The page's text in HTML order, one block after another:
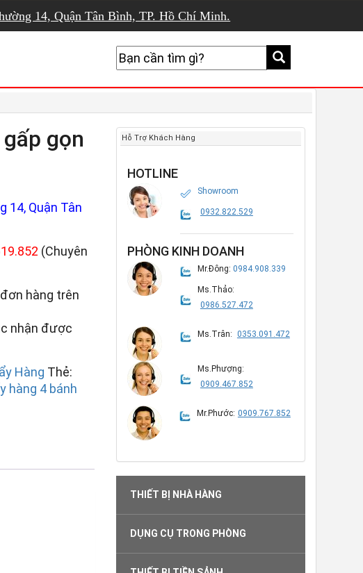
14, Quận Tân Bình, TP. Hồ Chí Minh.
gọn
14, Quận Tân
(Chuyên
hàng trên
nhận được
Hàng Thẻ:
hàng 4 bánh
Hỗ Trợ Khách Hàng
HOTLINE
Showroom
0932.822.529
PHÒNG KINH DOANH
Mr.Đông: 0984.908.339
Ms.Thảo:
0986.527.472
Ms.Trân: 0353.091.472
Ms.Phượng:
0909.467.852
Mr.Phước: 0909.767.852
THIẾT BỊ NHÀ HÀNG
DỤNG CỤ TRONG PHÒNG